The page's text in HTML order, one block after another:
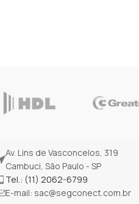
Av. Lins de Vasconcelos, 319
Cambuci, São Paulo - SP
Tel.: (11) 2062-6799
E-mail: sac@segconect.com.br